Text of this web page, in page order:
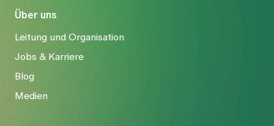
Über uns
Leitung und Organisation
Jobs & Karriere
Blog
Medien